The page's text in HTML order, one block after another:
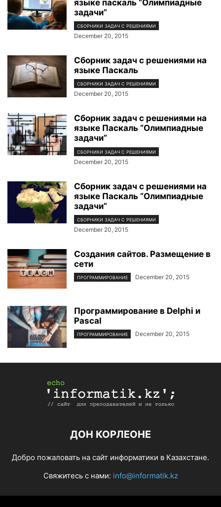
языке паскаль “Олимпиадные
задачи”
СБОРНИКИ ЗАДАЧ С РЕШЕНИЯМИ
December 20, 2015
Сборник задач с решениями на
языке Паскаль
СБОРНИКИ ЗАДАЧ С РЕШЕНИЯМИ
December 20, 2015
Сборник задач с решениями на
языке Паскаль “Олимпиадные
задачи”
СБОРНИКИ ЗАДАЧ С РЕШЕНИЯМИ
December 20, 2015
Сборник задач с решениями на
языке Паскаль “Олимпиадные
задачи”
СБОРНИКИ ЗАДАЧ С РЕШЕНИЯМИ
December 20, 2015
Создания сайтов. Размещение в
сети
ПРОГРАММИРОВАНИЕ December 20, 2015
Программирование в Delphi и
Pascal
ПРОГРАММИРОВАНИЕ December 20, 2015
ДОН КОРЛЕОНЕ
Добро пожаловать на сайт информатики в Казахстане.
Свяжитесь с нами: info@informatik.kz